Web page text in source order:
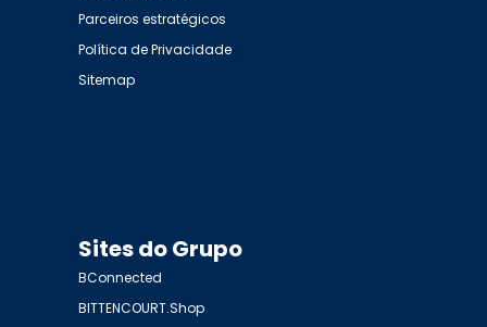
Parceiros estratégicos
Política de Privacidade
Sitemap
Sites do Grupo
BConnected
BITTENCOURT.Shop